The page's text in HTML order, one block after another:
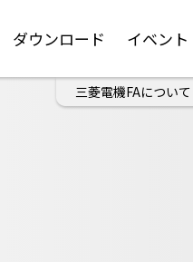
ダウンロード イベン
三菱電機FAについて